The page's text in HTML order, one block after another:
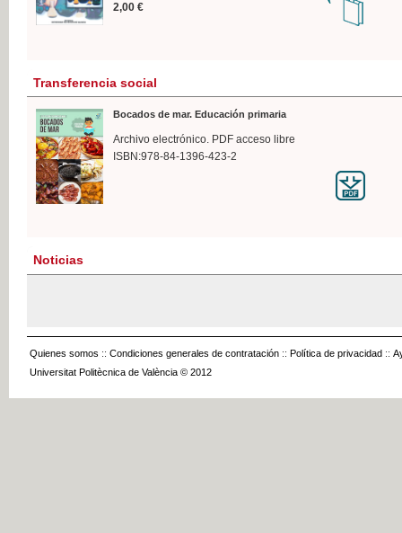
2,00 €
Transferencia social
Bocados de mar. Educación primaria
Archivo electrónico. PDF acceso libre
ISBN:978-84-1396-423-2
Noticias
Quienes somos :: Condiciones generales de contratación :: Política de privacidad ::
Universitat Politècnica de València © 2012